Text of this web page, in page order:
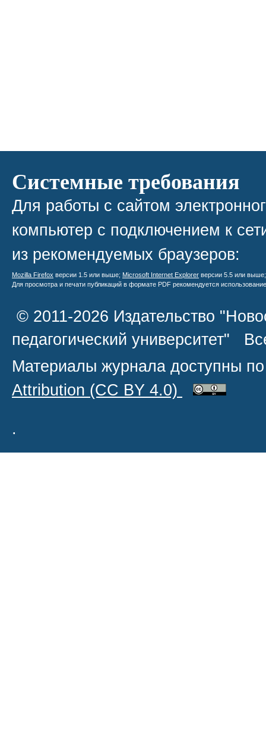
Системные требования
Для работы с сайтом
компьютер с подключением к
из рекомендуемых браузеров:
Mozilla Firefox версии 1.5 или выше; Microsoft Internet Explorer версии 5.5 или
Для просмотра и печати публикаций в формате PDF рекомендуется
© 2011-2026 Издательство
педагогический университет"
Материалы журнала доступны
Attribution (CC BY 4.0)
.